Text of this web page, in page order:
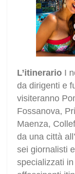
L’itinerario I
da dirigenti e
visiteranno
Fossanova,
Maenza,
da una città
sei giornalisti
specializzati